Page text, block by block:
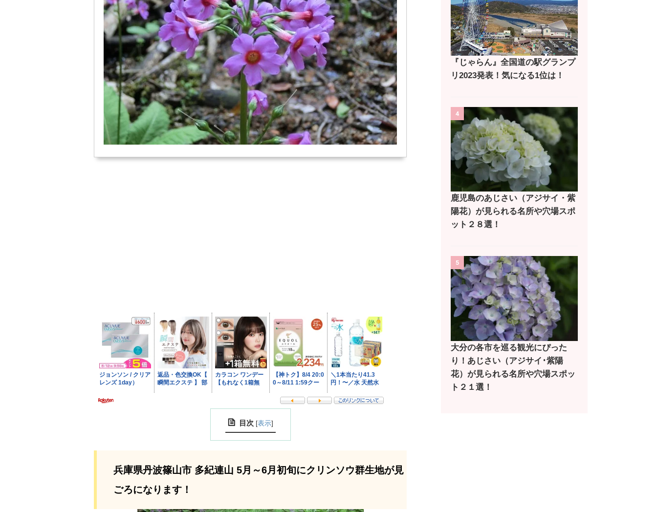
目次 [表示]
兵庫県丹波篠山市 多紀連山 5月～6月初旬にクリンソウ群生地が見
ごろになります！
『じゃらん』全国道の駅グランプ
リ2023発表！気になる1位は！
4
鹿児島のあじさい（アジサイ・紫
陽花）が見られる名所や穴場スポ
ット２８選！
5
大分の各市を巡る観光にぴった
り！あじさい（アジサイ･紫陽
花）が見られる名所や穴場スポッ
ト２１選！